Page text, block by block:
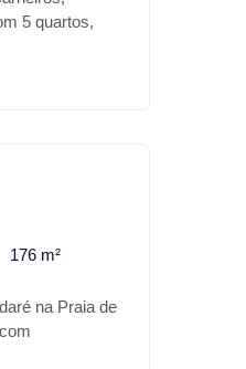
5 quartos,
financiamento
176 m²
na Praia de